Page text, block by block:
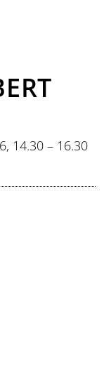
14.30 – 16.30